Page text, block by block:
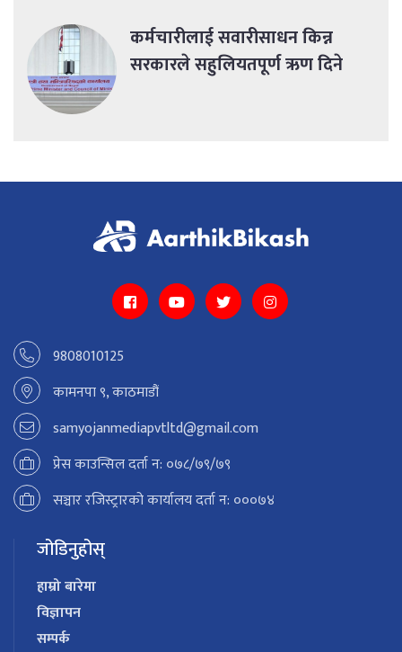
कर्मचारीलाई सवारीसाधन किन्न
सरकारले सहुलियतपूर्ण ऋण दिने
9808010125
कामनपा ९, काठमाडौं
samyojanmediapvtltd@gmail.com
प्रेस काउन्सिल दर्ता न: ०७८/७९/७९
सञ्चार रजिस्ट्रारको कार्यालय दर्ता न: ०००७४
जोडिनुहोस्
हाम्रो बारेमा
विज्ञापन
सम्पर्क